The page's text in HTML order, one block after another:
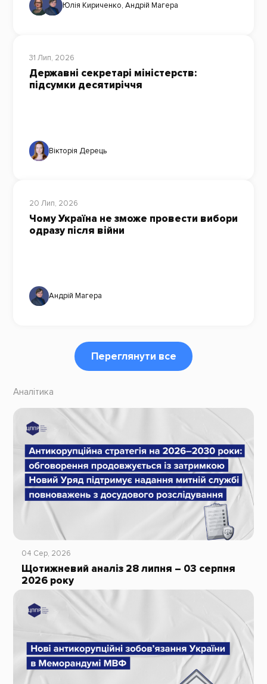
Юлія Кириченко, Андрій Магера
31 Лип, 2026
Державні секретарі міністерств:
підсумки десятиріччя
Вікторія Дерець
20 Лип, 2026
Чому Україна не зможе провести вибори
одразу після війни
Андрій Магера
Переглянути все
Аналітика
04 Сер, 2026
Щотижневий аналіз 28 липня – 03 серпня
2026 року